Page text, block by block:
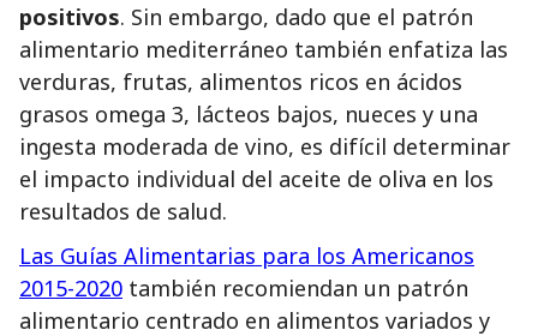
positivos. Sin embargo, dado que el patrón
alimentario mediterráneo también enfatiza las
verduras, frutas, alimentos ricos en ácidos
grasos omega 3, lácteos bajos, nueces y una
ingesta moderada de vino, es difícil determinar
el impacto individual del aceite de oliva en los
resultados de salud.
Las Guías Alimentarias para los Americanos
2015-2020 también recomiendan un patrón
alimentario centrado en alimentos variados y